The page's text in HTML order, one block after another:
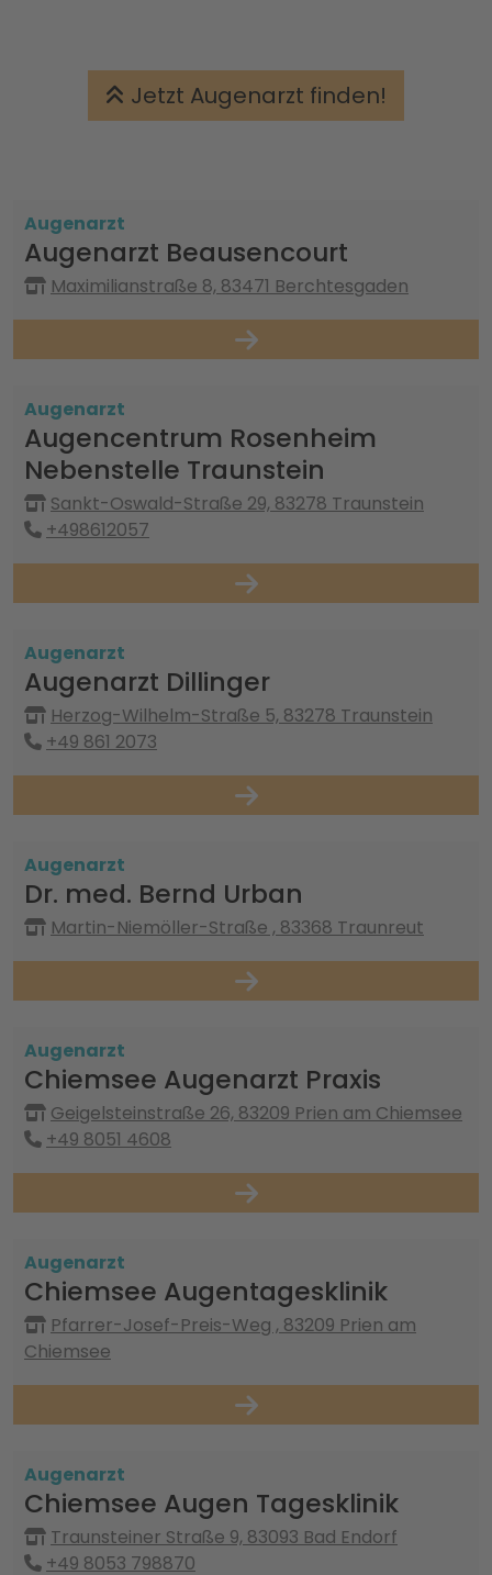
Jetzt Augenarzt finden!
Augenarzt
Augenarzt Beausencourt
Maximilianstraße 8, 83471 Berchtesgaden
Augenarzt
Augencentrum Rosenheim
Nebenstelle Traunstein
Sankt-Oswald-Straße 29, 83278 Traunstein
+498612057
Augenarzt
Augenarzt Dillinger
Herzog-Wilhelm-Straße 5, 83278 Traunstein
+49 861 2073
Augenarzt
Dr. med. Bernd Urban
Martin-Niemöller-Straße , 83368 Traunreut
Augenarzt
Chiemsee Augenarzt Praxis
Geigelsteinstraße 26, 83209 Prien am Chiemsee
+49 8051 4608
Augenarzt
Chiemsee Augentagesklinik
Pfarrer-Josef-Preis-Weg , 83209 Prien am
Chiemsee
Augenarzt
Chiemsee Augen Tagesklinik
Traunsteiner Straße 9, 83093 Bad Endorf
+49 8053 798870